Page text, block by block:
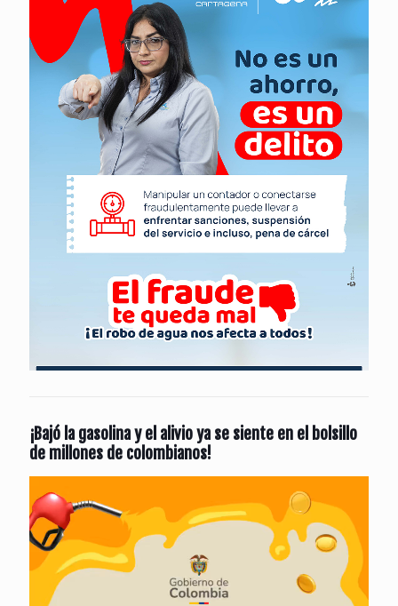
¡Bajó la gasolina y el alivio ya se siente en el bolsillo
de millones de colombianos!
de
vídeo